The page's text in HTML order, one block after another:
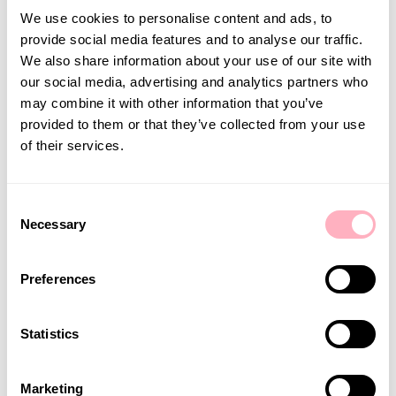
We use cookies to personalise content and ads, to
provide social media features and to analyse our traffic.
We also share information about your use of our site with
our social media, advertising and analytics partners who
may combine it with other information that you’ve
provided to them or that they’ve collected from your use
of their services.
Selection
Necessary
Preferences
Statistics
Marketing
„Wir haben mit Fuxam eine Lösung, die Kurse,
Dokumente und das gesamte Prüfungssystem unter
einem Dach vereint – das macht die Organisation und
Durchführung enorm effizient.“
Die intuitive Bedienung für Lehrende und Teilnehmende
Pluspunkte, die im Alltag einen echten Unterschied
machen.„Alle relevanten Informationen, Webinar-Links,